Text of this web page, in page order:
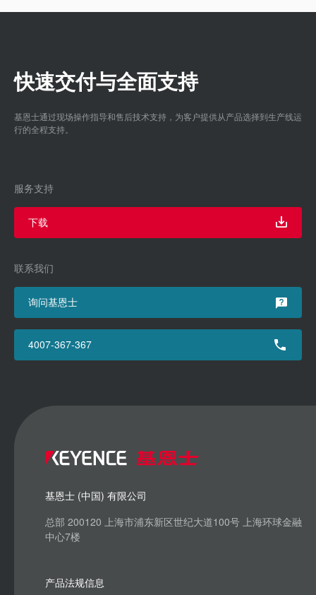
快速交付与全面支持
基恩士通过现场操作指导和售后技术支持，为客户提供从产品选择到生产线运
行的全程支持。
服务支持
下载
联系我们
询问基恩士
4007-367-367
基恩士 (中国) 有限公司
总部 200120 上海市浦东新区世纪大道100号 上海环球金融
中心7楼
产品法规信息